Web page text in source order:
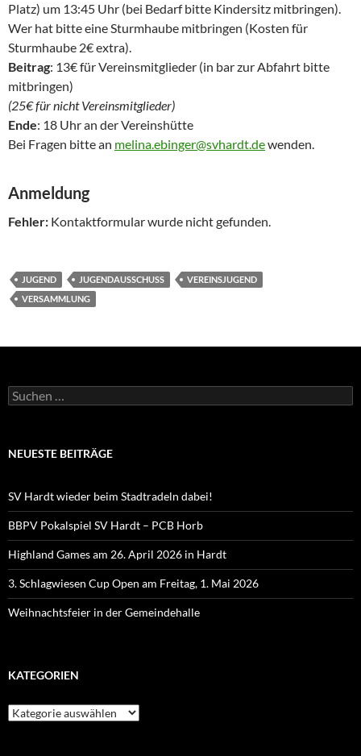
Platz) um 13:45 Uhr (bei Bedarf bitte Kindersitz mitbringen).
Wer hat bitte eine Sturmhaube mitbringen (Kosten für
Sturmhaube 2€ extra).
Beitrag: 13€ für Vereinsmitglieder (in bar zur Abfahrt bitte
mitbringen)
(25€ für nicht Vereinsmitglieder)
Ende: 18 Uhr an der Vereinshütte
Bei Fragen bitte an melina.ebinger@svhardt.dewenden.
Anmeldung
Fehler: Kontaktformular wurde nicht gefunden.
JUGEND JUGENDAUSSCHUSS
VEREINSJUGEND
VERSAMMLUNG
Suchen
nach:
NEUESTE BEITRÄGE
SV Hardt wieder beim Stadtradeln dabei!
BBPV Pokalspiel SV Hardt – PCB Horb
Highland Games am 26. April 2026 in Hardt
3. Schlagwiesen Cup Open am Freitag, 1. Mai 2026
Weihnachtsfeier in der Gemeindehalle
KATEGORIEN
Kategorien